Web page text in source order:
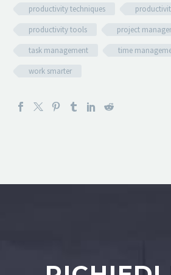
productivity techniques
productivity tools
project
task management
time
work smarter